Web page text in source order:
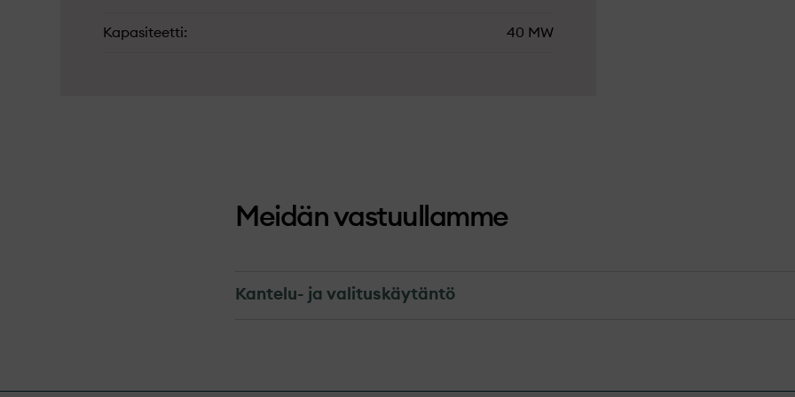
Kapasiteetti 40 MW
Meidän vastuullamme
Kantelu- ja valituskäytäntö